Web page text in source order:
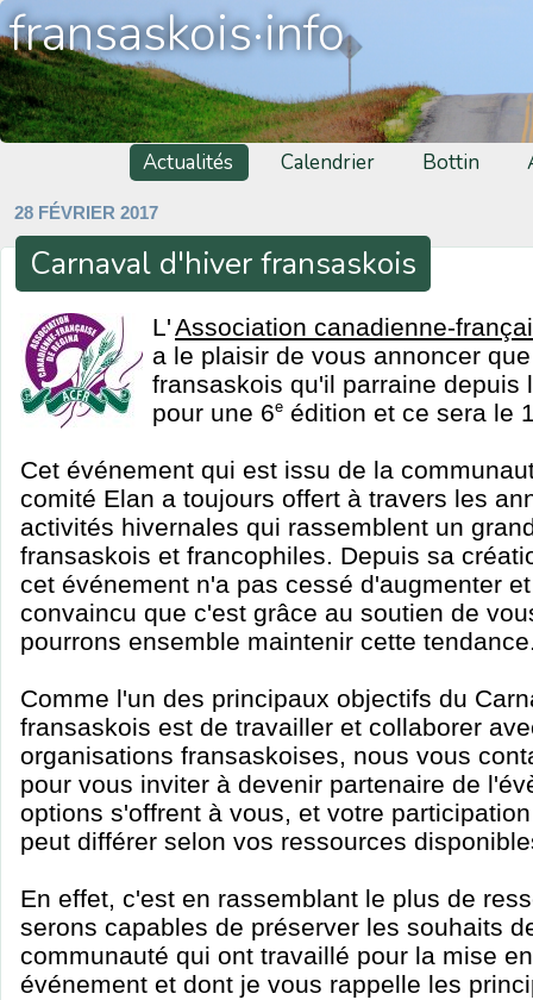
fransaskois·info
Actualités Calendrier Bottin
28 FÉVRIER 2017
Carnaval d'hiver fransaskois
L'Association canadienne-
a le plaisir de vous annoncer
fransaskois qu'il parraine depuis
pour une 6e édition et ce sera le
Cet événement qui est issu de la
comité Elan a toujours offert à travers les
activités hivernales qui rassemblent un
fransaskois et francophiles. Depuis sa
cet événement n'a pas cessé d'augmenter
convaincu que c'est grâce au soutien de
pourrons ensemble maintenir cette
Comme l'un des principaux objectifs du
fransaskois est de travailler et collaborer
organisations fransaskoises, nous vous
pour vous inviter à devenir partenaire de
options s'offrent à vous, et votre
peut différer selon vos ressources
En effet, c'est en rassemblant le plus de
serons capables de préserver les souhaits
communauté qui ont travaillé pour la mise
événement et dont je vous rappelle les